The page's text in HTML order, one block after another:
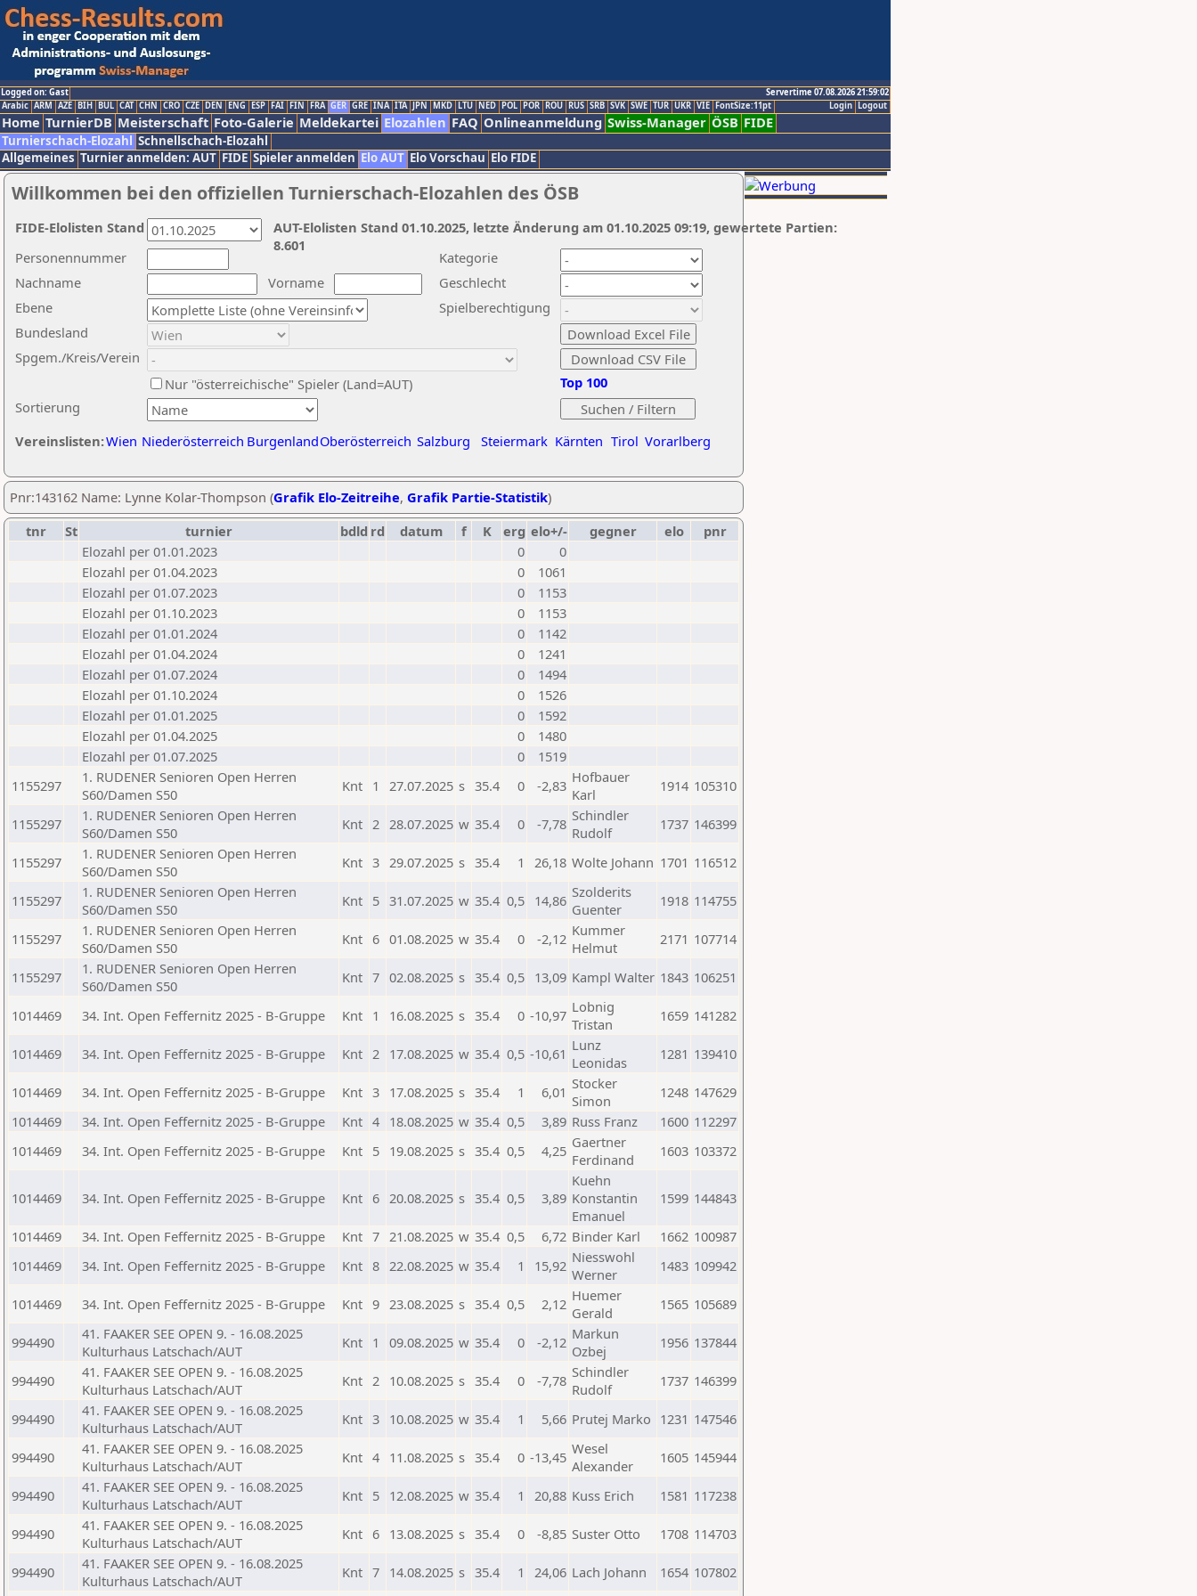
Logged on: Gast
Servertime 07.08.2026 21:59:02
Logout
Login
Arabic ARM AZE BIH BUL CAT CHN CRO CZE DEN ENG ESP FAI FIN FRA GER GRE INA ITA JPN MKD LTU NED POL POR ROU RUS SRB SVK SWE TUR UKR VIE FontSize:11pt
Home TurnierDB Meisterschaft Foto-Galerie Meldekartei Elozahlen FAQ Onlineanmeldung Swiss-Manager ÖSB FIDE
Turnierschach-Elozahl Schnellschach-Elozahl
Allgemeines Turnier anmelden: AUT FIDE Spieler anmelden Elo AUT Elo Vorschau Elo FIDE
Willkommen bei den offiziellen Turnierschach-Elozahlen des ÖSB
Nachname
Vorname
Ebene
Kategorie
Sortierung
Personennummer
Bundesland
Spgem./Kreis/Verein
Geschlecht
Nur "österreichische" Spieler (Land=AUT)
Spielberechtigung
Vereinslisten:Wien Niederösterreich BurgenlandOberösterreich Salzburg Steiermark Kärnten Tirol Vorarlberg
Top 100
AUT-Elolisten Stand 01.10.2025, letzte Änderung am 01.10.2025 09:19, gewertete Partien:
8.601
FIDE-Elolisten Stand
Pnr:143162 Name: Lynne Kolar-Thompson (Grafik Elo-Zeitreihe, Grafik Partie-Statistik)
tnr
St turnier bdld rd datum f K erg elo+/- gegner elo
pnr
Elozahl per 01.01.2023
0
0
Elozahl per 01.04.2023
0
1061
Elozahl per 01.07.2023
0
1153
Elozahl per 01.10.2023
0
1153
Elozahl per 01.01.2024
0
1142
Elozahl per 01.04.2024
0
1241
Elozahl per 01.07.2024
0
1494
Elozahl per 01.10.2024
0
1526
Elozahl per 01.01.2025
0
1592
Elozahl per 01.04.2025
0
1480
Elozahl per 01.07.2025
0
1519
1155297
1. RUDENER Senioren Open Herren
S60/Damen S50
Knt 1 27.07.2025 s 35.4 0 -2,83 Hofbauer
Karl
1914 105310
1155297
1. RUDENER Senioren Open Herren
S60/Damen S50
Knt 2 28.07.2025 w 35.4 0 -7,78 Schindler
Rudolf
1737 146399
1155297
1. RUDENER Senioren Open Herren
S60/Damen S50
Knt 3 29.07.2025 s 35.4 1 26,18 Wolte Johann 1701 116512
1155297
1. RUDENER Senioren Open Herren
S60/Damen S50
Knt 5 31.07.2025 w 35.4 0,5 14,86 Szolderits
Guenter
1918 114755
1155297
1. RUDENER Senioren Open Herren
S60/Damen S50
Knt 6 01.08.2025 w 35.4 0 -2,12 Kummer
Helmut
2171 107714
1155297
1. RUDENER Senioren Open Herren
S60/Damen S50
Knt 7 02.08.2025 s 35.4 0,5 13,09 Kampl Walter 1843 106251
1014469 34. Int. Open Feffernitz 2025 - B-Gruppe Knt 1 16.08.2025 s 35.4 0 -10,97 Lobnig
Tristan
1659 141282
1014469 34. Int. Open Feffernitz 2025 - B-Gruppe Knt 2 17.08.2025 w 35.4 0,5 -10,61 Lunz
Leonidas
1281 139410
1014469 34. Int. Open Feffernitz 2025 - B-Gruppe Knt 3 17.08.2025 s 35.4 1 6,01 Stocker
Simon
1248 147629
1014469
34. Int. Open Feffernitz 2025 - B-Gruppe Knt 4 18.08.2025 w 35.4 0,5 3,89 Russ Franz 1600 112297
1014469
34. Int. Open Feffernitz 2025 - B-Gruppe Knt 5 19.08.2025 s 35.4 0,5 4,25 Gaertner
Ferdinand
1603 103372
1014469 34. Int. Open Feffernitz 2025 - B-Gruppe Knt 6 20.08.2025 s 35.4 0,5 3,89
Kuehn
Konstantin
Emanuel
1599 144843
1014469 34. Int. Open Feffernitz 2025 - B-Gruppe Knt 7 21.08.2025 w 35.4 0,5 6,72 Binder Karl 1662 100987
1014469
34. Int. Open Feffernitz 2025 - B-Gruppe Knt 8 22.08.2025 w 35.4 1 15,92 Niesswohl
Werner
1483 109942
1014469 34. Int. Open Feffernitz 2025 - B-Gruppe Knt 9 23.08.2025 s 35.4 0,5 2,12 Huemer
Gerald
1565 105689
994490
41. FAAKER SEE OPEN 9. - 16.08.2025
Kulturhaus Latschach/AUT
Knt 1 09.08.2025 w 35.4 0 -2,12 Markun
Ozbej
1956 137844
994490
41. FAAKER SEE OPEN 9. - 16.08.2025
Kulturhaus Latschach/AUT
Knt 2 10.08.2025 s 35.4 0 -7,78 Schindler
Rudolf
1737 146399
994490
41. FAAKER SEE OPEN 9. - 16.08.2025
Kulturhaus Latschach/AUT
Knt 3 10.08.2025 w 35.4 1 5,66 Prutej Marko 1231 147546
994490
41. FAAKER SEE OPEN 9. - 16.08.2025
Kulturhaus Latschach/AUT
Knt 4 11.08.2025 s 35.4 0 -13,45 Wesel
Alexander
1605 145944
994490
41. FAAKER SEE OPEN 9. - 16.08.2025
Kulturhaus Latschach/AUT
Knt 5 12.08.2025 w 35.4 1 20,88 Kuss Erich 1581 117238
994490
41. FAAKER SEE OPEN 9. - 16.08.2025
Kulturhaus Latschach/AUT
Knt 6 13.08.2025 s 35.4 0 -8,85 Suster Otto 1708 114703
994490
41. FAAKER SEE OPEN 9. - 16.08.2025
Kulturhaus Latschach/AUT
Knt 7 14.08.2025 s 35.4 1 24,06 Lach Johann 1654 107802